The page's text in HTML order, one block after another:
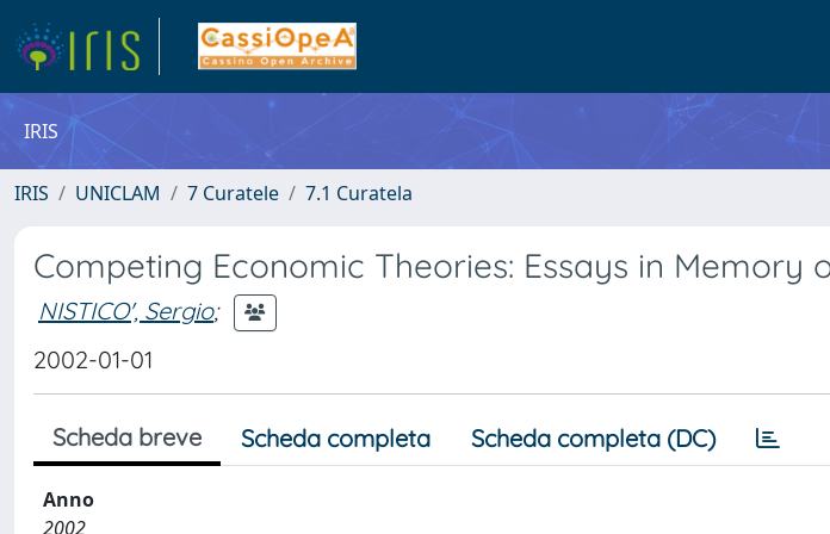
IRIS
IRIS UNICLAM 7 Curatele 7.1 Curatela
Competing Economic Theories: Essays in Memory
NISTICO', Sergio;
2002-01-01
Scheda breve Scheda completa Scheda completa (DC)
Anno
2002